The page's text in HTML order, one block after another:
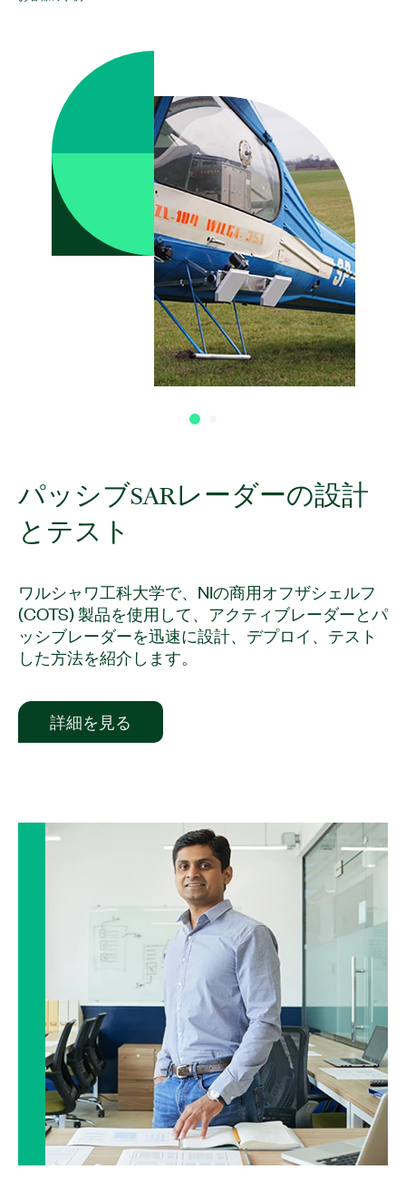
パッシブSARレーダーの設計
と テスト
ワルシャワ工科大学で、NIの商用オフザシェルフ
(COTS) 製品を使用して、アクティブレーダーとパ
ッシブレーダーを迅速に設計、デプロイ、テスト
した方法を紹介します。
​詳細​を見る